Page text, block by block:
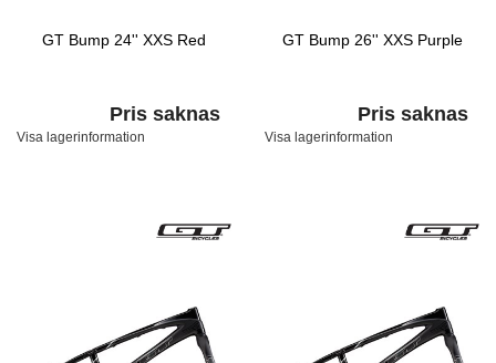
GT Bump 24'' XXS Red
Pris saknas
Visa lagerinformation
GT Bump 26'' XXS Purple
Pris saknas
Visa lagerinformation